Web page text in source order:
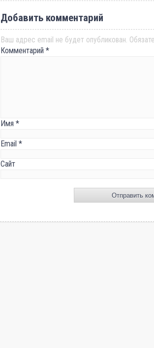
Добавить комментарий
Ваш адрес email не будет опубликован.
Комментарий *
Имя *
Email *
Сайт